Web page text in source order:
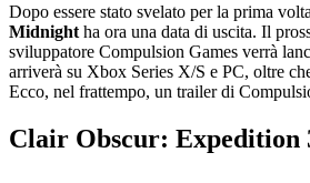
Dopo essere stato svelato per la prima
Midnight ha ora una data di uscita. Il
sviluppatore Compulsion Games verrà
arriverà su Xbox Series X/S e PC, oltre
Ecco, nel frattempo, un trailer di
Clair Obscur: Expedition